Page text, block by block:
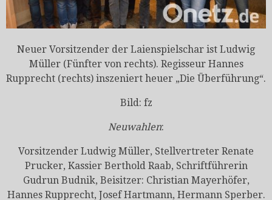
Neuer Vorsitzender der Laienspielschar ist Ludwig
Müller (Fünfter von rechts). Regisseur Hannes
Rupprecht (rechts) inszeniert heuer „Die Überführung“.
Bild: fz
Neuwahlen:
Vorsitzender Ludwig Müller, Stellvertreter Renate
Prucker, Kassier Berthold Raab, Schriftführerin
Gudrun Budnik, Beisitzer: Christian Mayerhöfer,
Hannes Rupprecht, Josef Hartmann, Hermann Sperber.